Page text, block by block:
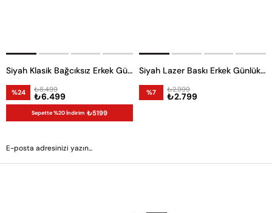
Siyah Klasik Bağcıksız Erkek Günlük Ayakkabı
%24 ₺6.499
₺8.499
Sepette %20 İndirim ₺5199
Siyah Lazer Baskı Erkek Günlük Ayakkabı
%7 ₺2.799
₺2.999